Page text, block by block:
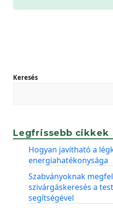
Keresés
Legfrissebb cikkek
Hogyan javítható a
energiahatékonysága
Szabványoknak
szivárgáskeresés a
segítségével